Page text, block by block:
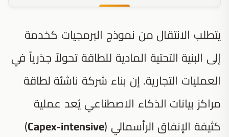
يتطلب الانتقال من نموذج البرمجيات كخدمة
إلى البنية التحتية المادية للطاقة تحولاً جذرياً في
العمليات التجارية. إن بناء شركة ناشئة لطاقة
مراكز بيانات الذكاء الاصطناعي يُعد عملية
كثيفة الإنفاق الرأسمالي (Capex-intensive
)